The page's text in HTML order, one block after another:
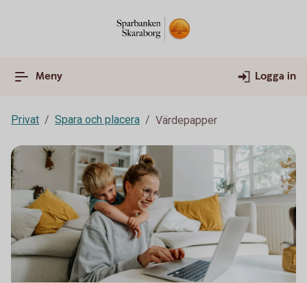
Meny Logga in
Privat Spara och placera Värdepapper